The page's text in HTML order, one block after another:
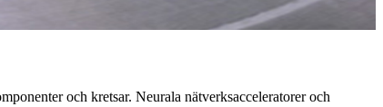
och kretsar. Neurala nätverksacceleratorer och